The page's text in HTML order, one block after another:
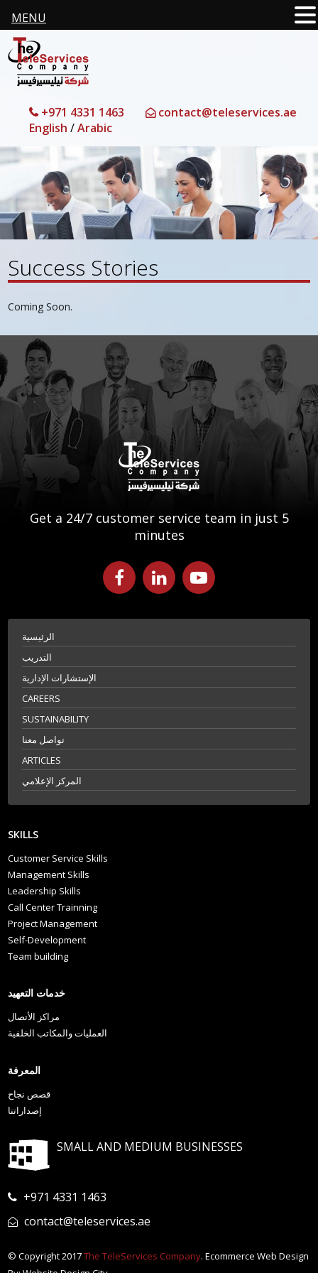
+971 4331 1463
contact@teleservices.ae
English /Arabic
Success Stories
Coming Soon.
Get a 24/7 customer service team in just 5
minutes
الرئيسية
التدريب
الإستشارات الإدارية
CAREERS
SUSTAINABILITY
تواصل معنا
ARTICLES
المركز الإعلامي
SKILLS
Customer Service Skills
Management Skills
Leadership Skills
Call Center Trainning
Project Management
Self-Development
Team building
خدمات التعهيد
مراكز الأتصال
العمليات والمكاتب الخلفية
المعرفة
قصص نجاح
إصداراتنا
SMALL AND MEDIUM BUSINESSES
+971 4331 1463
contact@teleservices.ae
© Copyright 2017The TeleServices Company. Ecommerce Web Design
MENU